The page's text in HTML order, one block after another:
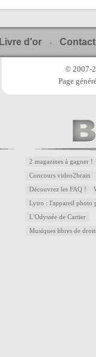
Livre d'or - Contact
© 2007-
Page
2 magazines à gagner !
Concours video2brain
Découvrez les FAQ !
Lytro : l'appareil photo
L'Odyssée de Cartier
Musiques libres de